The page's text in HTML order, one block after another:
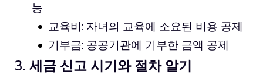
능
교육비: 자녀의 교육에 소요된 비용 공제
기부금: 공공기관에 기부한 금액 공제
3. 세금 신고 시기와 절차 알기